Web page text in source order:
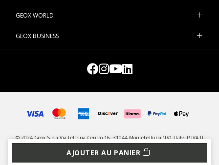
AJOUTER AU PANIER
GEOX WORLD
GEOX BUSINESS
© 2024 Geox S.p.a Via Feltrina Centro 16, 31044 Montebelluna (TV), Italy, P.IVA IT
03348440268 - Tous droits réservés
CONFIDENTIALITÉ
GESTION DES COOKIES